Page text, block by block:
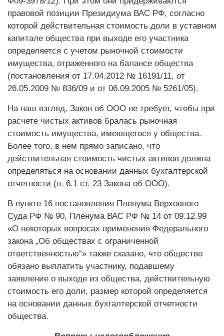
правовой позиции Президиума ВАС РФ, согласно
которой действительная стоимость доли в уставном
капитале общества при выходе его участника
определяется с учетом рыночной стоимости
имущества, отраженного на балансе общества
(постановления от 17.04.2012 № 16191/11, от
26.05.2009 № 836/09 и от 06.09.2005 № 5261/05).
На наш взгляд, Закон об ООО не требует, чтобы при
расчете чистых активов бралась рыночная
стоимость имущества, имеющегося у общества.
Более того, в нем прямо записано, что
действительная стоимость чистых активов должна
определяться на основании данных бухгалтерской
отчетности (п. 6.1 ст. 23 Закона об ООО).
В пункте 16 постановления Пленума Верховного
Суда РФ № 90, Пленума ВАС РФ № 14 от 09.12.99
«О некоторых вопросах применения Федерального
закона „Об обществах с ограниченной
ответственностью“» также сказано, что общество
обязано выплатить участнику, подавшему
заявление о выходе из общества, действительную
стоимость его доли, размер которой определяется
на основании данных бухгалтерской отчетности
общества.